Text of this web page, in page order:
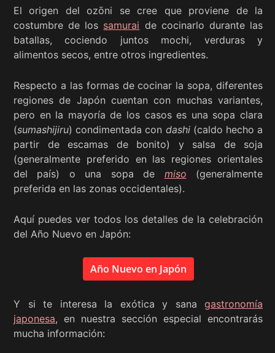
El origen del ozōni se cree que proviene de la
costumbre de los samurai de cocinarlo durante las
batallas, cociendo juntos mochi, verduras y
alimentos secos, entre otros ingredientes.
Respecto a las formas de cocinar la sopa, diferentes
regiones de Japón cuentan con muchas variantes,
pero en la mayoría de los casos es una sopa clara
(sumashijiru) condimentada con dashi(caldo hecho a
partir de escamas de bonito) y salsa de soja
(generalmente preferido en las regiones orientales
del país) o una sopa de miso (generalmente
preferida en las zonas occidentales).
Aquí puedes ver todos los detalles de la celebración
del Año Nuevo en Japón:
Año Nuevo en Japón
Y si te interesa la exótica y sana gastronomía
japonesa, en nuestra sección especial encontrarás
mucha información: